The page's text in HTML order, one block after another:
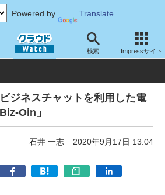
Powered by Translate
検索 Impressサイト
・ソフト サービス 業務関連
ジネスチャットを利用した電
Oin」
石井 一志 2020年9月17日 13:04